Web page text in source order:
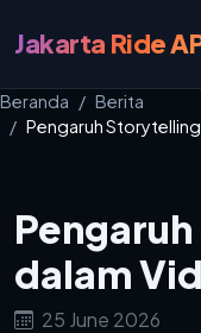
Jakarta Ride
Beranda
Berita
Pengaruh
dalam
25 June 2026